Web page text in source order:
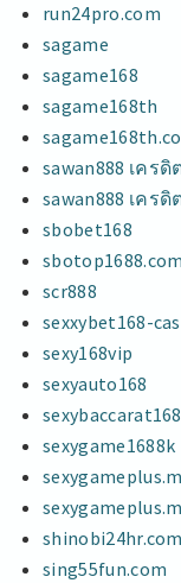
run24pro.com
sagame
sagame168
sagame168th
sawan888 เครดิ
sawan888 เครดิ
sbobet168
sbotop1688.com
scr888
sexxybet168-
sexy168vip
sexyauto168
sexygame1688k
shinobi24hr.com
sing55fun.com